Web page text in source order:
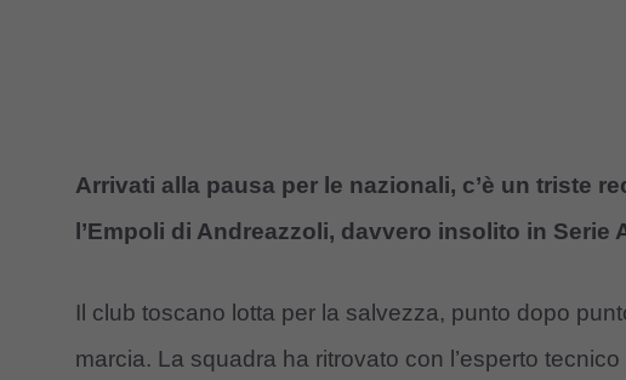
Arrivati alla pausa per le nazionali, c’è un triste
l’Empoli di Andreazzoli, davvero insolito in Serie
Il club toscano lotta per la salvezza, punto dopo
marcia. La squadra ha ritrovato con l’esperto